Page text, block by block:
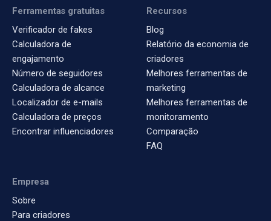
Ferramentas gratuitas
Verificador de fakes
Calculadora de
engajamento
Número de seguidores
Calculadora de alcance
Localizador de e-mails
Calculadora de preços
Encontrar influenciadores
Recursos
Blog
Relatório da economia de
criadores
Melhores ferramentas de
marketing
Melhores ferramentas de
monitoramento
Comparação
FAQ
Empresa
Sobre
Para criadores